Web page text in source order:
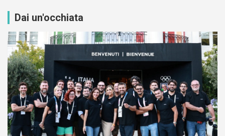
Dai un'occhiata